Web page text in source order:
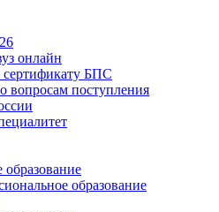
онлайн
БПС
вопросам поступления
образование